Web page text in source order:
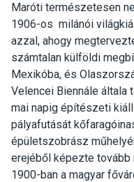
Maróti természetesen
1906-os milánói
azzal, ahogy
számtalan külföldi
Mexikóba, és
Velencei Biennále általa
mai napig építészeti
pályafutását
épületszobrász
erejéből képezte tovább
1900-ban a magyar